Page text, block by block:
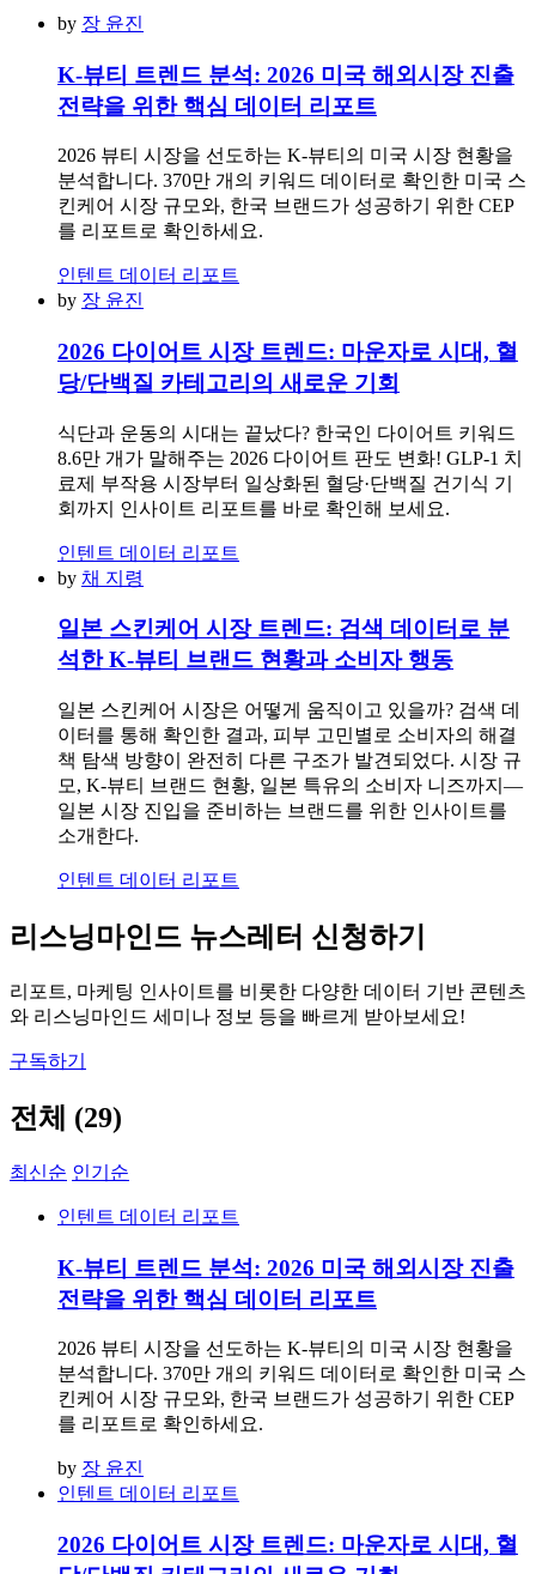
by 장 윤진
K-뷰티 트렌드 분석: 2026 미국 해외시장 진출
전략을 위한 핵심 데이터 리포트
2026 뷰티 시장을 선도하는 K-뷰티의 미국 시장 현황을
분석합니다. 370만 개의 키워드 데이터로 확인한 미국 스
킨케어 시장 규모와, 한국 브랜드가 성공하기 위한 CEP
를 리포트로 확인하세요.
인텐트 데이터 리포트
by 장 윤진
2026 다이어트 시장 트렌드: 마운자로 시대, 혈
당/단백질 카테고리의 새로운 기회
식단과 운동의 시대는 끝났다? 한국인 다이어트 키워드
8.6만 개가 말해주는 2026 다이어트 판도 변화! GLP-1 치
료제 부작용 시장부터 일상화된 혈당·단백질 건기식 기
회까지 인사이트 리포트를 바로 확인해 보세요.
인텐트 데이터 리포트
by 채 지령
일본 스킨케어 시장 트렌드: 검색 데이터로 분
석한 K-뷰티 브랜드 현황과 소비자 행동
일본 스킨케어 시장은 어떻게 움직이고 있을까? 검색 데
이터를 통해 확인한 결과, 피부 고민별로 소비자의 해결
책 탐색 방향이 완전히 다른 구조가 발견되었다. 시장 규
모, K-뷰티 브랜드 현황, 일본 특유의 소비자 니즈까지—
일본 시장 진입을 준비하는 브랜드를 위한 인사이트를
소개한다.
인텐트 데이터 리포트
리스닝마인드 뉴스레터 신청하기
리포트, 마케팅 인사이트를 비롯한 다양한 데이터 기반 콘텐츠
와 리스닝마인드 세미나 정보 등을 빠르게 받아보세요!
구독하기
전체 (29)
최신순 인기순
인텐트 데이터 리포트
K-뷰티 트렌드 분석: 2026 미국 해외시장 진출
전략을 위한 핵심 데이터 리포트
2026 뷰티 시장을 선도하는 K-뷰티의 미국 시장 현황을
분석합니다. 370만 개의 키워드 데이터로 확인한 미국 스
킨케어 시장 규모와, 한국 브랜드가 성공하기 위한 CEP
를 리포트로 확인하세요.
by 장 윤진
인텐트 데이터 리포트
2026 다이어트 시장 트렌드: 마운자로 시대, 혈